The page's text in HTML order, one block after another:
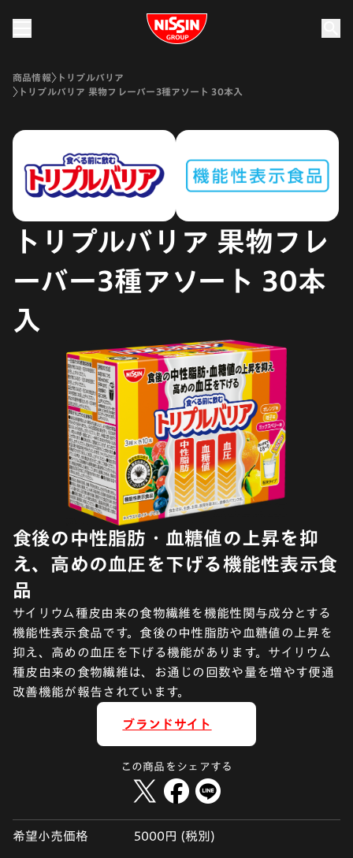
Nissin Group
商品情報
トリプルバリア
トリプルバリア 果物フレーバー3種アソート 30本入
トリプルバリア 果物フレ
ーバー3種アソート 30本
入
食後の中性脂肪・血糖値の上昇を抑
え、高めの血圧を下げる機能性表示食
品
サイリウム種皮由来の食物繊維を機能性関与成分とする
機能性表示食品です。食後の中性脂肪や血糖値の上昇を
抑え、高めの血圧を下げる機能があります。サイリウム
種皮由来の食物繊維は、お通じの回数や量を増やす便通
改善機能が報告されています。
ブランドサイト
この商品をシェアする
希望小売価格 5000円 (税別)